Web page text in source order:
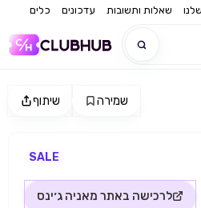
שאלות ותשובות עדכונים כלים
שיתוף שמירה
SALE
לרכישה באתר מאניה ג׳ינס